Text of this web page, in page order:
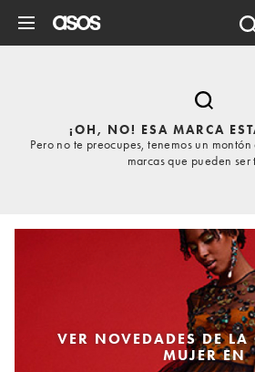
¡OH, NO! ESA MARCA
Pero no te preocupes, tenemos un
marcas que pueden ser
VER NOVEDADES DE LA
MUJER EN